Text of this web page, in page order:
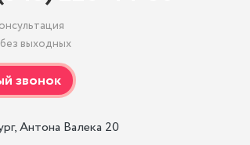
выходных
Антона Валека 20